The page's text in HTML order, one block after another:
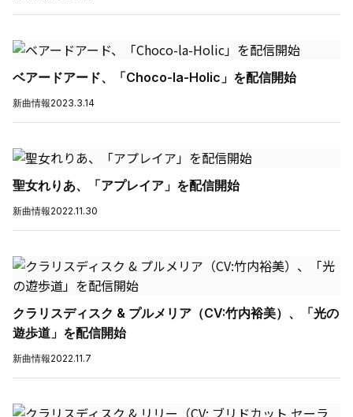
ベアードアード、「Choco-la-Holic」を配信開始
新曲情報2023.3.14
聖女れりあ、「アプレイア」を配信開始
新曲情報2022.11.30
クラリスディスク & プルメリア（CV:竹内裕美）、「光の
遊歩道」を配信開始
新曲情報2022.11.7